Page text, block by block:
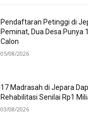
Pendaftaran Petinggi di
Peminat, Dua Desa Punya
Calon
05/08/2026
17 Madrasah di Jepara
Rehabilitasi Senilai Rp1
03/08/2026